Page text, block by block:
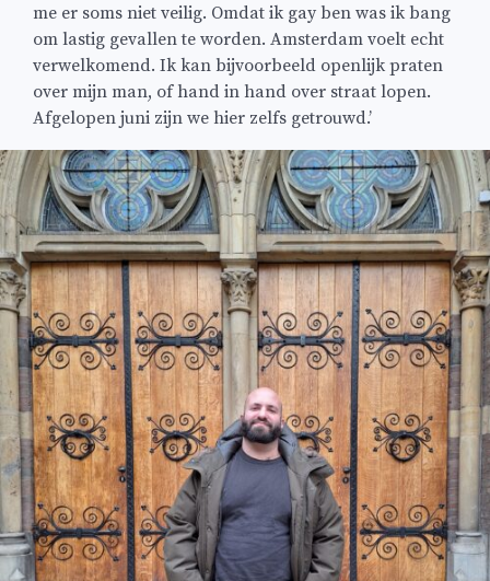
me er soms niet veilig. Omdat ik gay ben was ik bang
om lastig gevallen te worden. Amsterdam voelt echt
verwelkomend. Ik kan bijvoorbeeld openlijk praten
over mijn man, of hand in hand over straat lopen.
Afgelopen juni zijn we hier zelfs getrouwd.’